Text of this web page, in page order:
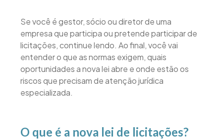
Se você é gestor, sócio ou diretor de uma
empresa que participa ou pretende participar de
licitações, continue lendo. Ao final, você vai
entender o que as normas exigem, quais
oportunidades a nova lei abre e onde estão os
riscos que precisam de atenção jurídica
especializada.
O que é a nova lei de licitações?